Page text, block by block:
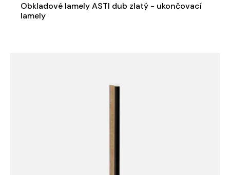
Obkladové lamely ASTI dub zlatý - ukončovací
lamely